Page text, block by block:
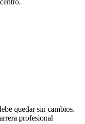
quedar sin cambios.
profesional